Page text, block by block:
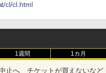
cl/cl.html
1週間 1カ月
止へ チケットが買えないなど